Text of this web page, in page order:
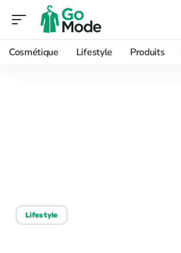
Cosmétique Lifestyle Produits
Lifestyle